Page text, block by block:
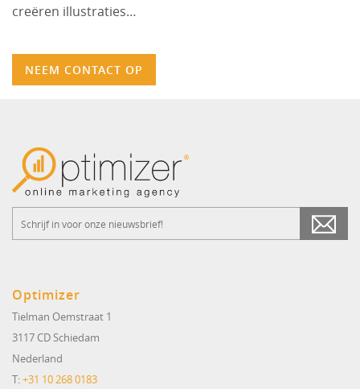
creëren illustraties…
NEEM CONTACT OP
Optimizer
Tielman Oemstraat 1
3117 CD Schiedam
Nederland
T:+31 10 268 0183